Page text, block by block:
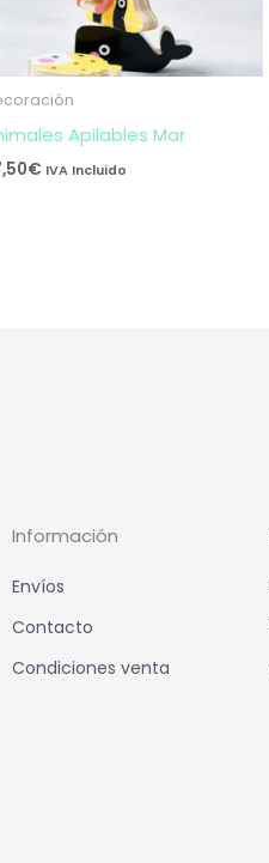
Apilables Mar
€ IVA Incluido
Información
Envíos
Contacto
Condiciones venta